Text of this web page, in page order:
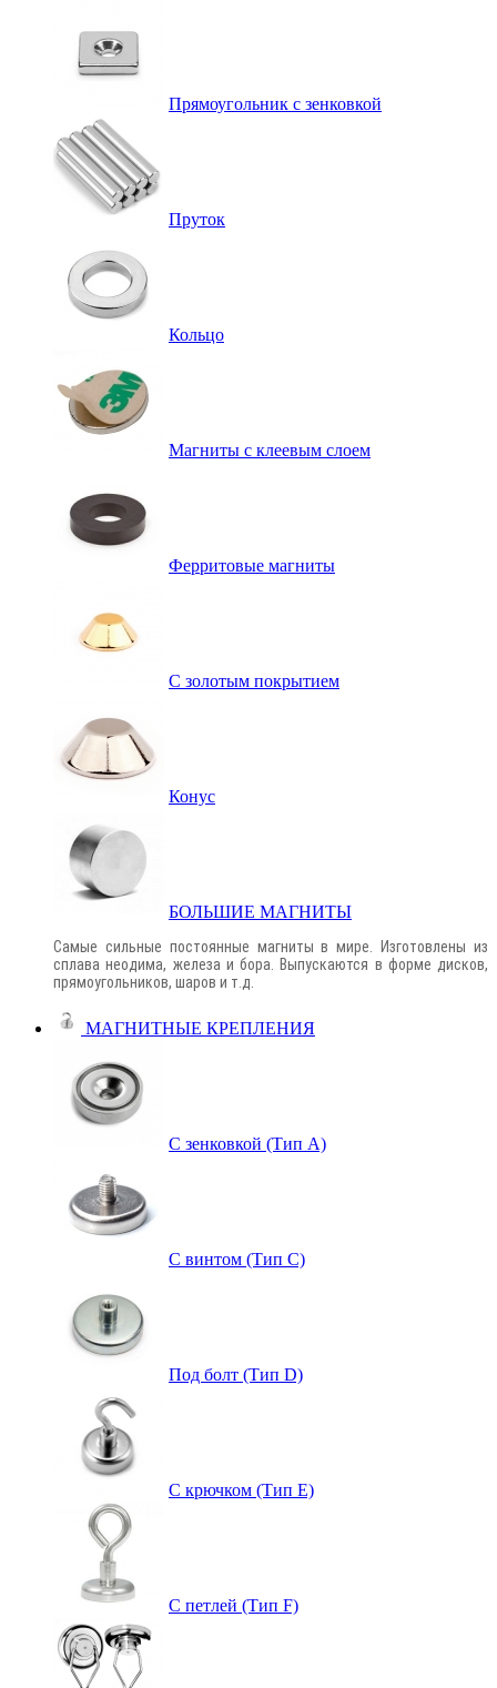
Прямоугольник с зенковкой
Пруток
Кольцо
Магниты с клеевым слоем
Ферритовые магниты
С золотым покрытием
Конус
БОЛЬШИЕ МАГНИТЫ
Самые сильные постоянные магниты в мире. Изготовлены из
сплава неодима, железа и бора. Выпускаются в форме дисков,
прямоугольников, шаров и т.д.
МАГНИТНЫЕ КРЕПЛЕНИЯ
С зенковкой (Тип А)
С винтом (Тип C)
Под болт (Тип D)
С крючком (Тип E)
С петлей (Тип F)